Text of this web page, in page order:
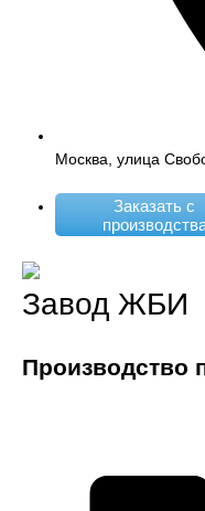
Москва, улица
Заказать с
Завод ЖБИ
Производство